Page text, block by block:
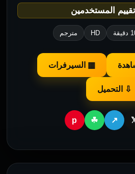
المستخدمين
HD مترجم
▦ السيرفرات
⇩ التحميل
↗
☘
p